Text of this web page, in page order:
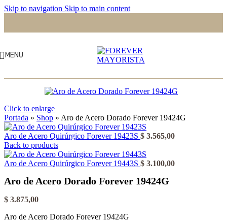
Skip to navigation Skip to main content
MENU
Click to enlarge
Portada » Shop » Aro de Acero Dorado Forever 19424G
Aro de Acero Quirúrgico Forever 19423S $ 3.565,00
Back to products
Aro de Acero Quirúrgico Forever 19443S $ 3.100,00
Aro de Acero Dorado Forever 19424G
$ 3.875,00
Aro de Acero Dorado Forever 19424G